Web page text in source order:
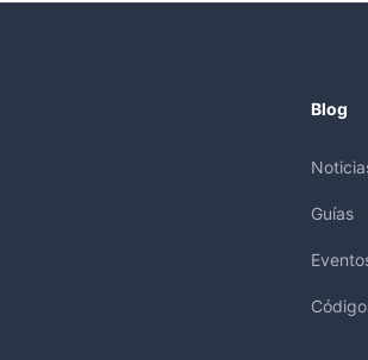
Blog
Guías